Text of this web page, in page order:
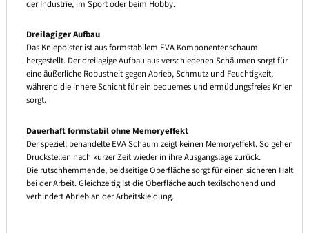
der Industrie, im Sport oder beim Hobby.
Dreilagiger Aufbau
Das Kniepolster ist aus formstabilem EVA Komponentenschaum
hergestellt. Der dreilagige Aufbau aus verschiedenen Schäumen sorgt für
eine äußerliche Robustheit gegen Abrieb, Schmutz und Feuchtigkeit,
während die innere Schicht für ein bequemes und ermüdungsfreies Knien
sorgt.
Dauerhaft formstabil ohne Memoryeffekt
Der speziell behandelte EVA Schaum zeigt keinen Memoryeffekt. So gehen
Druckstellen nach kurzer Zeit wieder in ihre Ausgangslage zurück.
Die rutschhemmende, beidseitige Oberfläche sorgt für einen sicheren Halt
bei der Arbeit. Gleichzeitig ist die Oberfläche auch texilschonend und
verhindert Abrieb an der Arbeitskleidung.